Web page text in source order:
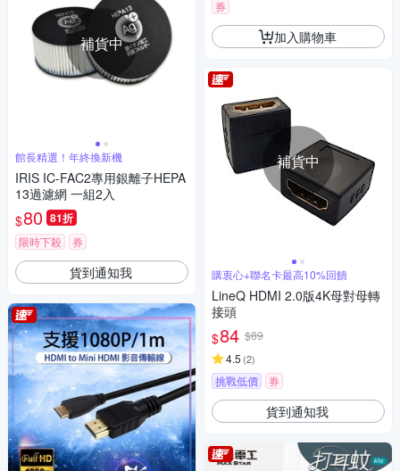
補貨中
館長精選！年終換新機
IRIS IC-FAC2專用銀離子HEPA
13過濾網 一組2入
$80 81折
限時下殺 券
貨到通知我
券
加入購物車
補貨中
購衷心+聯名卡最高10%回饋
LineQ HDMI 2.0版4K母對母轉
接頭
$84 $89
4.5 (2)
挑戰低價 券
貨到通知我